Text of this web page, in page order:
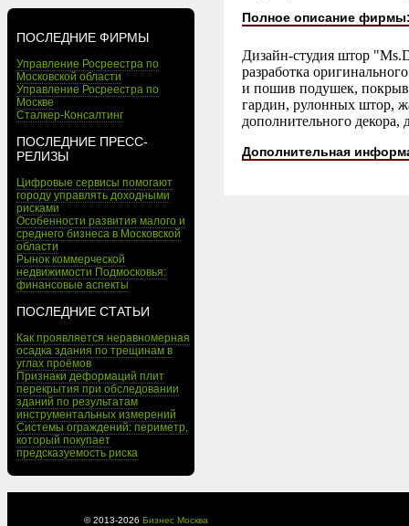
ПОСЛЕДНИЕ ФИРМЫ
Управление Росреестра по
Московской области
Управление Росреестра по
Москве
Сталкер-Консалтинг
ПОСЛЕДНИЕ ПРЕСС-
РЕЛИЗЫ
Цифровые сервисы помогают
городу управлять доходными
рисками
Особенности развития малого и
среднего бизнеса в Московской
области
Рынок коммерческой
недвижимости Подмосковья:
финансовые аспекты
ПОСЛЕДНИЕ СТАТЬИ
Как проявляется неравномерная
осадка здания по трещинам в
углах проёмов
Признаки деформаций плит
перекрытия при обследовании
зданий по результатам
инструментальных измерений
Системы ограждений: периметр,
который покупает
предсказуемость риска
Полное описание
Дизайн-студия штор
разработка
и пошив подушек,
гардин, рулонных штор,
дополнительного декора,
Дополнительная
© 2013-2026 Бизнес Москва